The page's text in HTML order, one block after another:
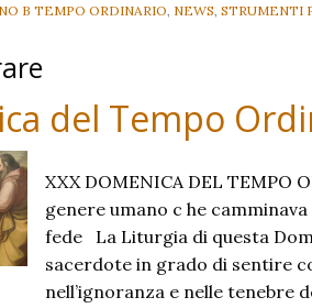
B TEMPO ORDINARIO NEWS STRUMENTI
del Tempo
XXX DOMENICA DEL TEMPO
genere umano c he
fede La Liturgia di questa
sacerdote in grado di sentire
nell’ignoranza e nelle tenebre